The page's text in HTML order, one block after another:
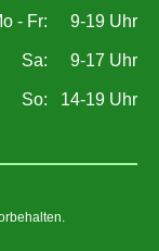
- Fr: 9-19 Uhr
Sa: 9-17 Uhr
So: 14-19 Uhr